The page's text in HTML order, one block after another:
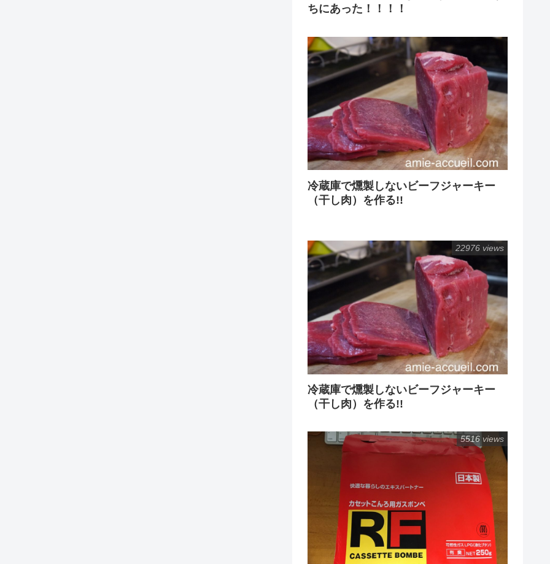
ちにあった！！！！
冷蔵庫で燻製しないビーフジャーキー
（干し肉）を作る!!
冷蔵庫で燻製しないビーフジャーキー
（干し肉）を作る!!
22976 views
5516 views